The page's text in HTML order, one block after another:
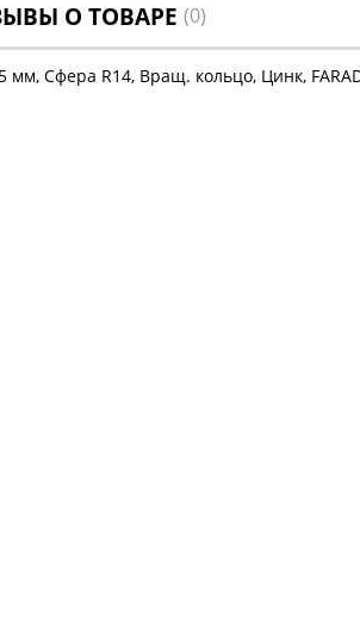
О ТОВАРЕ (0)
Сфера R14, Вращ. кольцо, Цинк,